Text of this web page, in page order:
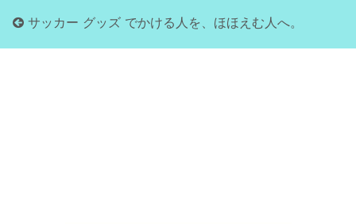
サッカー グッズ でかける人を、ほほえむ人へ。